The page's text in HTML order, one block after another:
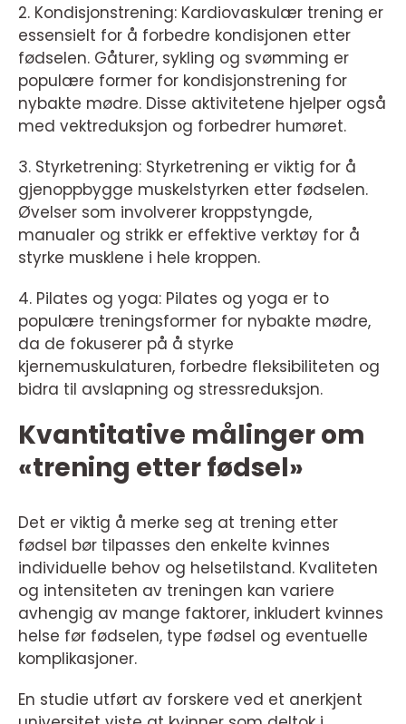
2. Kondisjonstrening: Kardiovaskulær trening er
essensielt for å forbedre kondisjonen etter
fødselen. Gåturer, sykling og svømming er
populære former for kondisjonstrening for
nybakte mødre. Disse aktivitetene hjelper også
med vektreduksjon og forbedrer humøret.
3. Styrketrening: Styrketrening er viktig for å
gjenoppbygge muskelstyrken etter fødselen.
Øvelser som involverer kroppstyngde,
manualer og strikk er effektive verktøy for å
styrke musklene i hele kroppen.
4. Pilates og yoga: Pilates og yoga er to
populære treningsformer for nybakte mødre,
da de fokuserer på å styrke
kjernemuskulaturen, forbedre fleksibiliteten og
bidra til avslapning og stressreduksjon.
Kvantitative målinger om
«trening etter fødsel»
Det er viktig å merke seg at trening etter
fødsel bør tilpasses den enkelte kvinnes
individuelle behov og helsetilstand. Kvaliteten
og intensiteten av treningen kan variere
avhengig av mange faktorer, inkludert kvinnes
helse før fødselen, type fødsel og eventuelle
komplikasjoner.
En studie utført av forskere ved et anerkjent